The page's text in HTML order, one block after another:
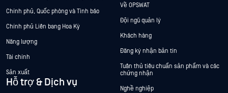
Chính phủ, Quốc phòng và Tình báo
Chính phủ Liên bang Hoa Kỳ
Năng lượng
Tài chính
Sản xuất
Hỗ trợ & Dịch vụ
Về OPSWAT
Đội ngũ quản lý
Khách hàng
Đăng ký nhận bản tin
Tuân thủ tiêu chuẩn sản phẩm và các
chứng nhận
Nghề nghiệp